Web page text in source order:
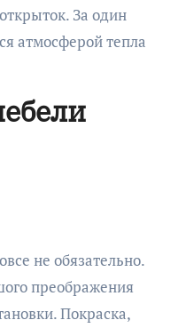
За один
атмосферой тепла
не обязательно.
преображения
Покраска,